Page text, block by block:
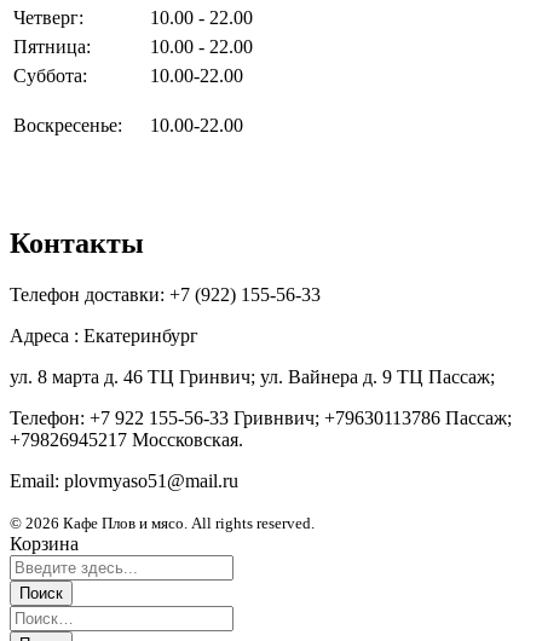
Четверг:
10.00 - 22.00
Пятница:
10.00 - 22.00
Суббота:
10.00-22.00
Воскресенье: 10.00-22.00
Контакты
Телефон доставки: +7 (922) 155-56-33
Адреса : Екатеринбург
ул. 8 марта д. 46 ТЦ Гринвич; ул. Вайнера д. 9 ТЦ Пассаж;
Телефон: +7 922 155-56-33 Гривнвич; +79630113786 Пассаж;
+79826945217 Моссковская.
Email: plovmyaso51@mail.ru
© 2026 Кафе Плов и мясо. All rights reserved.
Корзина